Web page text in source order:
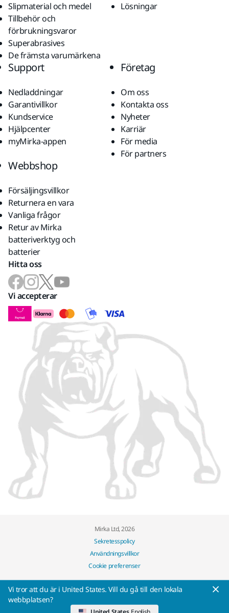
Slipmaterial och medel
Tillbehör och
förbrukningsvaror
Superabrasives
De främsta varumärkena
Lösningar
Support
Nedladdningar
Garantivillkor
Kundservice
Hjälpcenter
myMirka-appen
Företag
Om oss
Kontakta oss
Nyheter
Karriär
För media
För partners
Webbshop
Försäljingsvillkor
Returnera en vara
Vanliga frågor
Retur av Mirka
batteriverktyg och
batterier
Hitta oss
Vi accepterar
Mirka Ltd, 2026
Sekretesspolicy
Användningsvillkor
Cookie preferenser
Vi tror att du är i United States. Vill du gå till den lokala
webbplatsen?